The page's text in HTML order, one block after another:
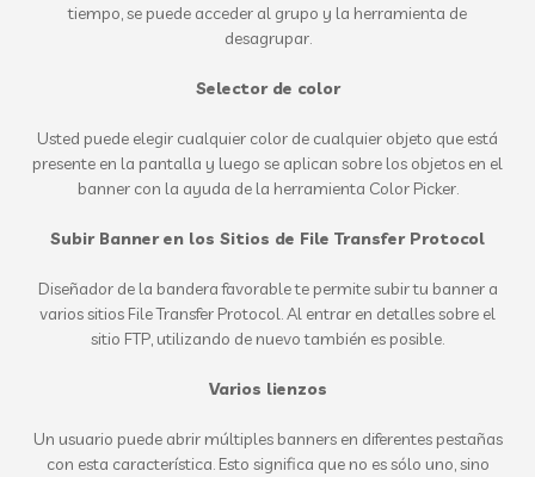
tiempo, se puede acceder al grupo y la herramienta de
desagrupar.
Selector de color
Usted puede elegir cualquier color de cualquier objeto que está
presente en la pantalla y luego se aplican sobre los objetos en el
banner con la ayuda de la herramienta Color Picker.
Subir Banner en los Sitios de File Transfer Protocol
Diseñador de la bandera favorable te permite subir tu banner a
varios sitios File Transfer Protocol. Al entrar en detalles sobre el
sitio FTP, utilizando de nuevo también es posible.
Varios lienzos
Un usuario puede abrir múltiples banners en diferentes pestañas
con esta característica. Esto significa que no es sólo uno, sino